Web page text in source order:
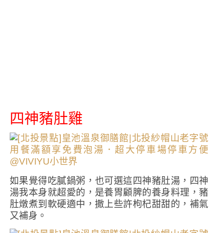
四神豬肚雞
如果覺得吃膩鍋粥，也可選這四神豬肚湯，四神
湯我本身就超愛的，是養胃顧脾的養身料理，豬
肚燉煮到軟硬適中，撒上些許枸杞甜甜的，補氣
又補身。